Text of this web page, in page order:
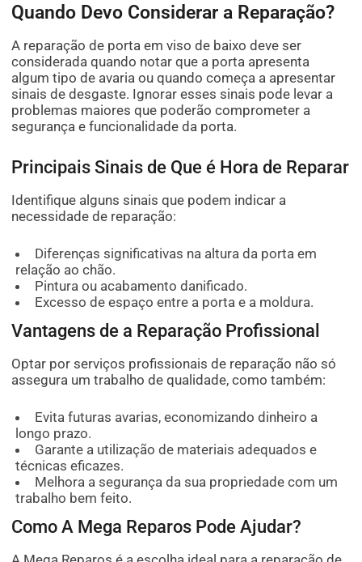
Quando Devo Considerar a Reparação?
A reparação de porta em viso de baixo deve ser
considerada quando notar que a porta apresenta
algum tipo de avaria ou quando começa a apresentar
sinais de desgaste. Ignorar esses sinais pode levar a
problemas maiores que poderão comprometer a
segurança e funcionalidade da porta.
Principais Sinais de Que é Hora de Reparar
Identifique alguns sinais que podem indicar a
necessidade de reparação:
Diferenças significativas na altura da porta em
relação ao chão.
Pintura ou acabamento danificado.
Excesso de espaço entre a porta e a moldura.
Vantagens de a Reparação Profissional
Optar por serviços profissionais de reparação não só
assegura um trabalho de qualidade, como também:
Evita futuras avarias, economizando dinheiro a
longo prazo.
Garante a utilização de materiais adequados e
técnicas eficazes.
Melhora a segurança da sua propriedade com um
trabalho bem feito.
Como A Mega Reparos Pode Ajudar?